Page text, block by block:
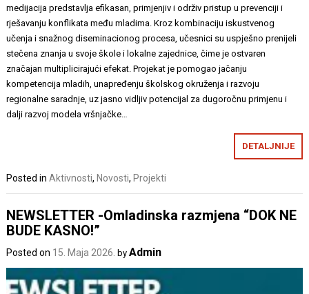
medijacija predstavlja efikasan, primjenjiv i održiv pristup u prevenciji i
rješavanju konflikata među mladima. Kroz kombinaciju iskustvenog
učenja i snažnog diseminacionog procesa, učesnici su uspješno prenijeli
stečena znanja u svoje škole i lokalne zajednice, čime je ostvaren
značajan multiplicirajući efekat. Projekat je pomogao jačanju
kompetencija mladih, unapređenju školskog okruženja i razvoju
regionalne saradnje, uz jasno vidljiv potencijal za dugoročnu primjenu i
dalji razvoj modela vršnjačke…
DETALJNIJE
Posted inAktivnosti, Novosti, Projekti
NEWSLETTER -Omladinska razmjena “DOK NE
BUDE KASNO!”
Posted on 15. Maja 2026. byAdmin